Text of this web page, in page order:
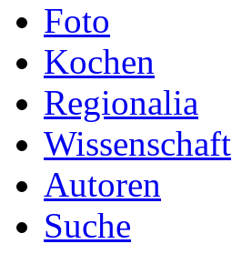
Foto
Kochen
Regionalia
Wissenschaft
Autoren
Suche